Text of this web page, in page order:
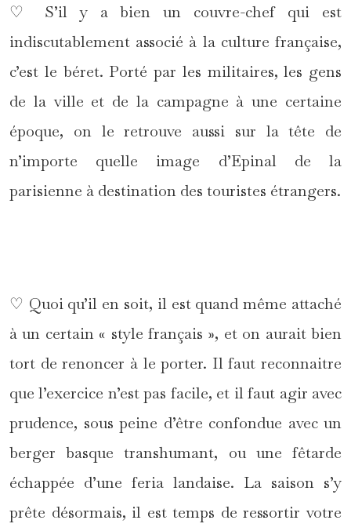
♡ S’il y a bien un couvre-chef qui est
indiscutablement associé à la culture française,
c’est le béret. Porté par les militaires, les gens
de la ville et de la campagne à une certaine
époque, on le retrouve aussi sur la tête de
n’importe quelle image d’Epinal de la
parisienne à destination des touristes étrangers.
♡ Quoi qu’il en soit, il est quand même attaché
à un certain « style français », et on aurait bien
tort de renoncer à le porter. Il faut reconnaitre
que l’exercice n’est pas facile, et il faut agir avec
prudence, sous peine d’être confondue avec un
berger basque transhumant, ou une fêtarde
échappée d’une feria landaise. La saison s’y
prête désormais, il est temps de ressortir votre